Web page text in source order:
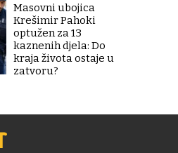
Masovni ubojica
Krešimir Pahoki
optužen za 13
kaznenih djela: Do
kraja života ostaje u
zatvoru?